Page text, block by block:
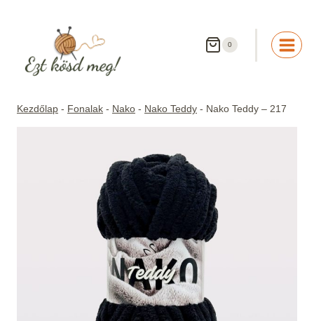
0
Kezdőlap - Fonalak - Nako - Nako Teddy - Nako Teddy – 217